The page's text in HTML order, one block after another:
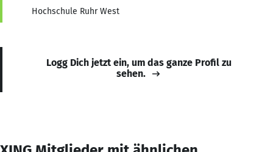
Hochschule Ruhr West
Logg Dich jetzt ein, um das ganze Profil zu
sehen.